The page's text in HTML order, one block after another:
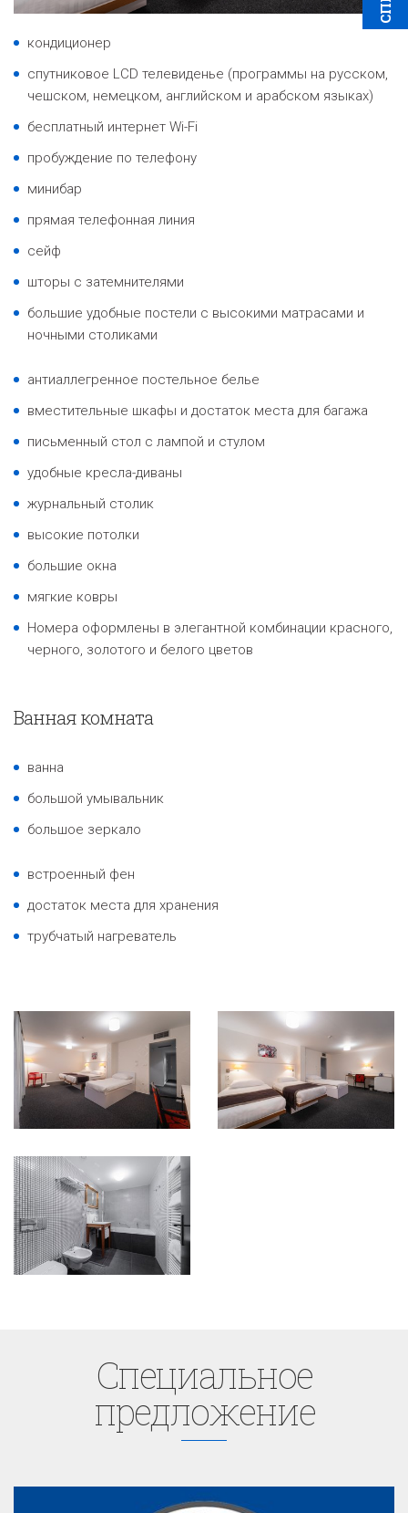
кондиционер
спутниковое LCD телевиденье (программы на русском,
чешском, немецком, английском и арабском языках)
бесплатный интернет Wi-Fi
пробуждение по телефону
минибар
прямая телефонная линия
сейф
шторы с затемнителями
большие удобные постели с высокими матрасами и
ночными столиками
антиаллегренное постельное белье
вместительные шкафы и достаток места для багажа
письменный стол с лампой и стулом
удобные кресла-диваны
журнальный столик
высокие потолки
большие окна
мягкие ковры
Номера оформлены в элегантной комбинации красного,
черного, золотого и белого цветов
Ванная комната
ванна
большой умывальник
большое зеркало
встроенный фен
достаток места для хранения
трубчатый нагреватель
Cпециaльное
предложение